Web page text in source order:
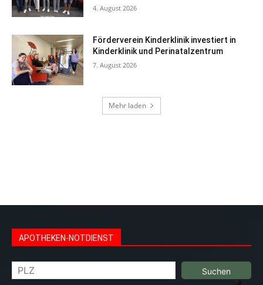
4. August 2026
Förderverein Kinderklinik investiert in
Kinderklinik und Perinatalzentrum
7. August 2026
Mehr laden
APOTHEKEN-NOTDIENST
Suchen